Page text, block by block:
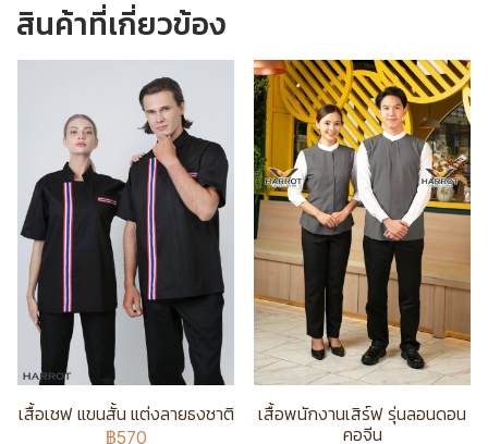
สินค้าที่เกี่ยวข้อง
เสื้อเชฟ แขนสั้น แต่งลายธงชาติ
฿570
เสื้อพนักงานเสิร์ฟ รุ่นลอนดอน
คอจีน